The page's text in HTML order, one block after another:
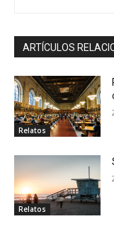
ARTÍCULOS
Relatos
Relatos